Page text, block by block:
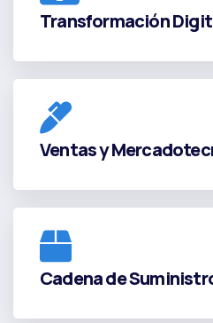
Transformación
Ventas y
Cadena de